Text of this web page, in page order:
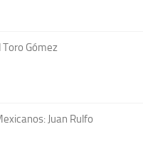
Toro Gómez
Juan Rulfo